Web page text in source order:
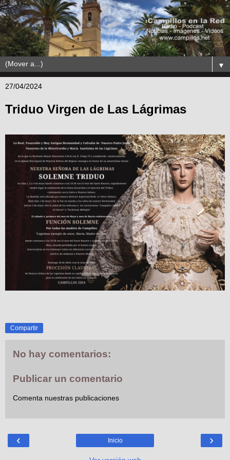
▼
27/04/2024
Triduo Virgen de Las Lágrimas
Compartir
No hay comentarios:
Publicar un comentario
Comenta nuestras publicaciones
‹ ›
Inicio